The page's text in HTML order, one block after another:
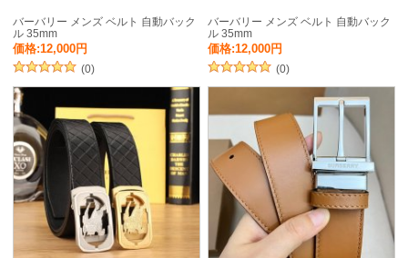
バーバリー メンズ ベルト 自動バック
ル 35mm
価格:12,000円
(0)
バーバリー メンズ ベルト 自動バック
ル 35mm
価格:12,000円
(0)